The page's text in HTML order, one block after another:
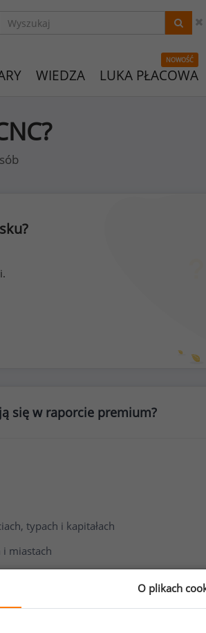
WIEDZA
NOWOŚĆ
LUKA PŁACOWA
się w raporcie premium?
typach i kapitałach
miastach
O plikach